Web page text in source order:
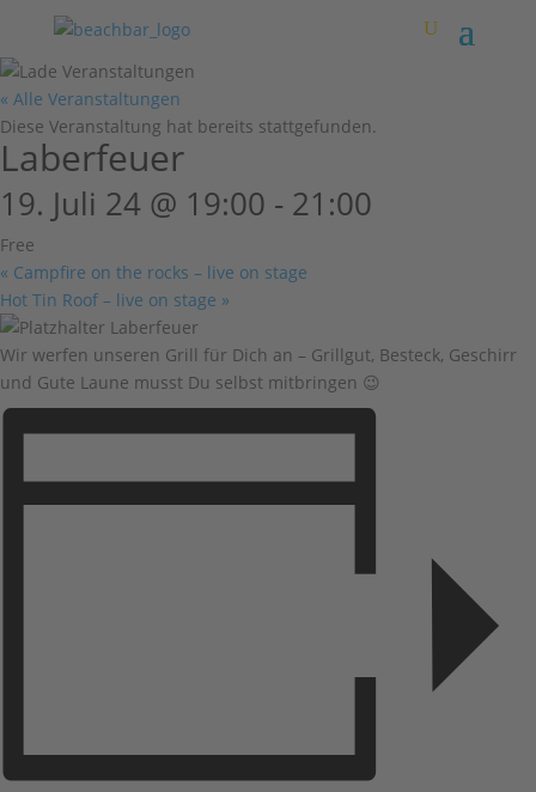
« Alle Veranstaltungen
Diese Veranstaltung hat bereits stattgefunden.
Laberfeuer
19. Juli 24 @ 19:00 - 21:00
Free
« Campfire on the rocks – live on stage
Hot Tin Roof – live on stage »
Wir werfen unseren Grill für Dich an – Grillgut, Besteck, Geschirr
und Gute Laune musst Du selbst mitbringen 😉